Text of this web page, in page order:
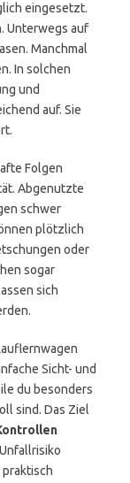
eingesetzt.
Unterwegs auf
Manchmal
In solchen
und
auf. Sie
Folgen
Abgenutzte
schwer
plötzlich
oder
sogar
sich
Sicht- und
du besonders
sind. Das Ziel